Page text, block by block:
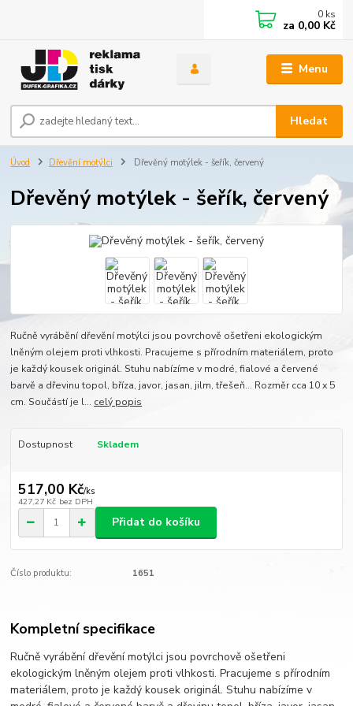
Menu
Hledat
0 ks
za 0,00 Kč
Úvod Dřevění motýlci Dřevěný motýlek - šeřík, červený
Dřevěný motýlek - šeřík, červený
Ručně vyrábění dřevění motýlci jsou povrchově ošetřeni ekologickým
lněným olejem proti vlhkosti. Pracujeme s přírodním materiálem, proto
je každý kousek originál. Stuhu nabízíme v modré, fialové a červené
barvě a dřevinu topol, bříza, javor, jasan, jilm, třešeň... Rozměr cca 10 x 5
cm. Součástí je l... celý popis
Dostupnost Skladem
517,00 Kč/ks
427,27 Kč bez DPH
Přidat do košíku
Číslo produktu: 1651
Kompletní specifikace
Ručně vyrábění dřevění motýlci jsou povrchově ošetřeni
ekologickým lněným olejem proti vlhkosti. Pracujeme s přírodním
materiálem, proto je každý kousek originál. Stuhu nabízíme v